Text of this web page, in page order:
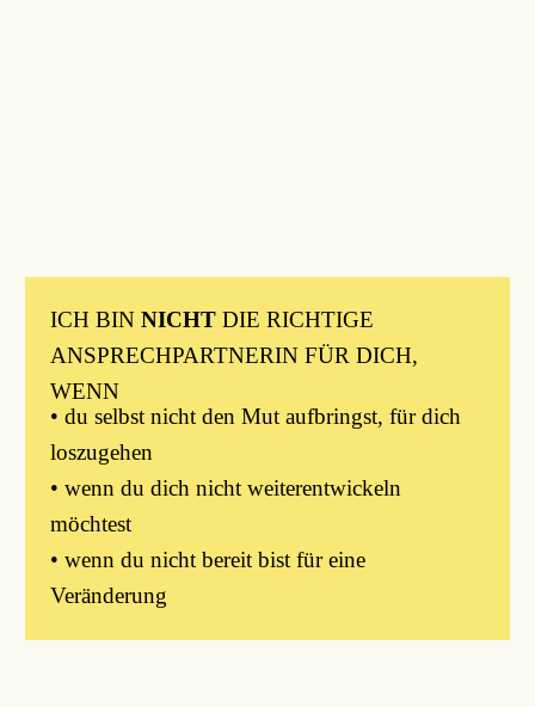
ICH BINNICHT DIE RICHTIGE
ANSPRECHPARTNERIN FÜR DICH,
WENN
• du selbst nicht den Mut aufbringst, für dich
loszugehen
• wenn du dich nicht weiterentwickeln
möchtest
• wenn du nicht bereit bist für eine
Veränderung